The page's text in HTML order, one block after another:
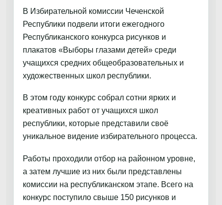
В Избирательной комиссии Чеченской
Республики подвели итоги ежегодного
Республиканского конкурса рисунков и
плакатов «Выборы глазами детей» среди
учащихся средних общеобразовательных и
художественных школ республики.
В этом году конкурс собрал сотни ярких и
креативных работ от учащихся школ
республики, которые представили своё
уникальное видение избирательного процесса.
Работы проходили отбор на районном уровне,
а затем лучшие из них были представлены
комиссии на республиканском этапе. Всего на
конкурс поступило свыше 150 рисунков и